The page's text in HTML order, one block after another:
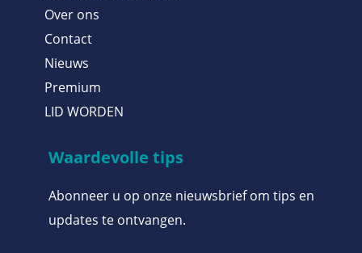
Over ons
Contact
Nieuws
Premium
LID WORDEN
Waardevolle tips
Abonneer u op onze nieuwsbrief om tips en
updates te ontvangen.